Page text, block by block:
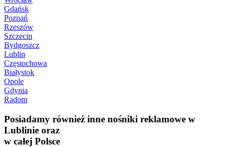
Gdańsk
Poznań
Rzeszów
Szczecin
Bydgoszcz
Lublin
Częstochowa
Białystok
Opole
Gdynia
Radom
Posiadamy również inne nośniki reklamowe w
Lublinie oraz
w całej Polsce